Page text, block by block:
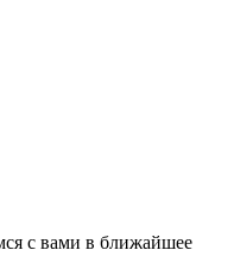
с вами в ближайшее